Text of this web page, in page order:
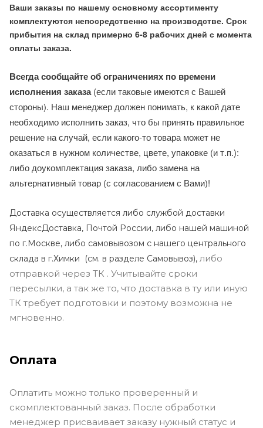
Ваши заказы по нашему основному ассортименту
комплектуются непосредственно на производстве. Срок
прибытия на склад примерно 6-8 рабочих дней с момента
оплаты заказа.
Всегда сообщайте об ограничениях по времени
исполнения заказа(если таковые имеются с Вашей
стороны). Наш менеджер должен понимать, к какой дате
необходимо исполнить заказ, что бы принять правильное
решение на случай, если какого-то товара может не
оказаться в нужном количестве, цвете, упаковке (и т.п.):
либо доукомплектация заказа, либо замена на
альтернативный товар (с согласованием с Вами)!
Доставка осуществляется либо службой доставки
ЯндексДоставка, Почтой России, либо нашей машиной
по г.Москве, либо самовывозом с нашего центрального
склада в г.Химки (см. в разделе Самовывоз), либо
отправкой через ТК . Учитывайте сроки
пересылки, а так же то, что доставка в ту или иную
ТК требует подготовки и поэтому возможна не
мгновенно.
Оплата
Оплатить можно только проверенный и
скомплектованный заказ. После обработки
менеджер присваивает заказу нужный статус и